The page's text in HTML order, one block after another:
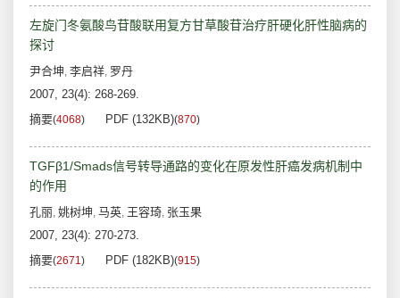
左旋门冬氨酸鸟苷酸联用复方甘草酸苷治疗肝硬化肝性脑病的
探讨
尹合坤, 李启祥, 罗丹
2007, 23(4): 268-269.
摘要(4068) PDF (132KB)(870)
TGFβ1/Smads信号转导通路的变化在原发性肝癌发病机制中
的作用
孔丽, 姚树坤, 马英, 王容琦, 张玉果
2007, 23(4): 270-273.
摘要(2671) PDF (182KB)(915)